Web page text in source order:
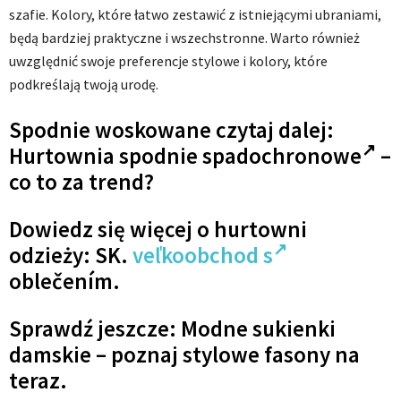
szafie. Kolory, które łatwo zestawić z istniejącymi ubraniami,
będą bardziej praktyczne i wszechstronne. Warto również
uwzględnić swoje preferencje stylowe i kolory, które
podkreślają twoją urodę.
Spodnie woskowane czytaj dalej:
Hurtownia spodnie spadochronowe
–
co to za trend?
Dowiedz się więcej o hurtowni
odzieży: SK. veľkoobchod s
oblečením.
Sprawdź jeszcze: Modne sukienki
damskie – poznaj stylowe fasony na
teraz.